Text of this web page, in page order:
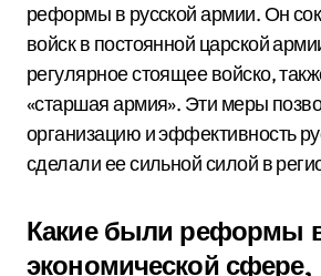
реформы в русской армии. Он
войск в постоянной царской
регулярное стоящее войско,
«старшая армия». Эти меры
организацию и эффективность
сделали ее сильной силой в
Какие были реформы
экономической сфере,